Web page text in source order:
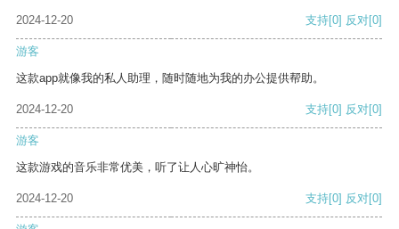
2024-12-20 支持[0] 反对[0]
游客
这款app就像我的私人助理，随时随地为我的办公提供帮助。
2024-12-20 支持[0] 反对[0]
游客
这款游戏的音乐非常优美，听了让人心旷神怡。
2024-12-20 支持[0] 反对[0]